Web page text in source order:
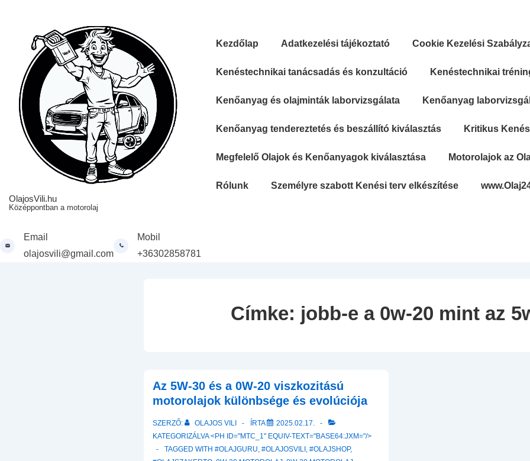
OlajosVili.hu
Középpontban a motorolaj
Kezdőlap Adatkezelési tájékoztató Cookie Kezelési
Kenéstechnikai tanácsadás és konzultáció Kenéstechnikai
Kenőanyag és olajminták laborvizsgálata Kenőanyag
Kenőanyag tendereztetés és beszállító kiválasztás Kritikus
Megfelelő Olajok és Kenőanyagok kiválasztása Motorolajok az
Rólunk Személyre szabott Kenési terv elkészítése
Email
olajosvili@gmail.com
Mobil
+36302858781
Címke: jobb-e a 0w-20 mint az
Az 5W-30 és a 0W-20 viszkozitású
motorolajok különbsége és evolúciója
SZERZŐ: OLAJOS VILI ÍRTA
2025.02.17.
KATEGORIZÁLVA <PH ID="MTC_1" EQUIV-TEXT="BASE64:JXM="/>
TAGGED WITH#OLAJGURU,#OLAJOSVILI ,#OLAJSHOP,